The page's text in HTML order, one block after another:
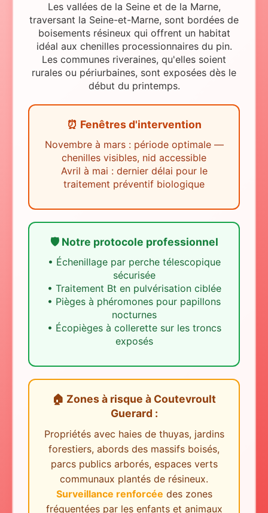
Les vallées de la Seine et de la Marne,
traversant la Seine-et-Marne, sont bordées de
boisements résineux qui offrent un habitat
idéal aux chenilles processionnaires du pin.
Les communes riveraines, qu'elles soient
rurales ou périurbaines, sont exposées dès le
début du printemps.
⏰ Fenêtres d'intervention
Novembre à mars : période optimale —
chenilles visibles, nid accessible
Avril à mai : dernier délai pour le
traitement préventif biologique
🛡️ Notre protocole professionnel
• Échenillage par perche télescopique
sécurisée
• Traitement Bt en pulvérisation ciblée
• Pièges à phéromones pour papillons
nocturnes
• Écopièges à collerette sur les troncs
exposés
🏠 Zones à risque à Coutevroult
Guerard :
Propriétés avec haies de thuyas, jardins
forestiers, abords des massifs boisés,
parcs publics arborés, espaces verts
communaux plantés de résineux.
Surveillance renforcée des zones
fréquentées par les enfants et animaux